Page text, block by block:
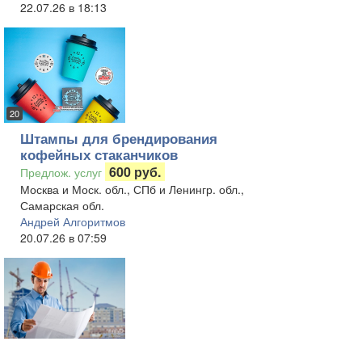
22.07.26 в 18:13
20
Штампы для брендирования
кофейных стаканчиков
Предлож. услуг 600 руб.
Москва и Моск. обл., СПб и Ленингр. обл.,
Самарская обл.
Андрей Алгоритмов
20.07.26 в 07:59